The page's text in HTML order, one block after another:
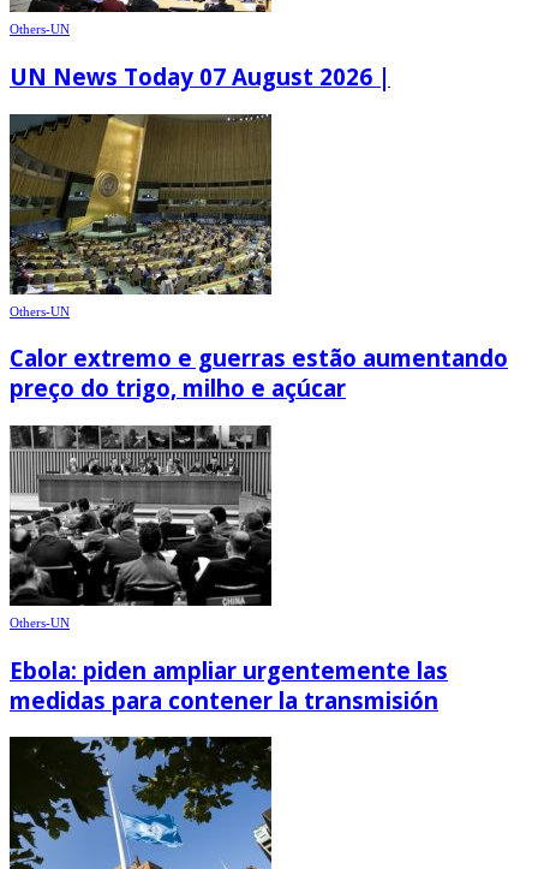
Others-UN
UN News Today 07 August 2026 |
Others-UN
Calor extremo e guerras estão aumentando
preço do trigo, milho e açúcar
Others-UN
Ebola: piden ampliar urgentemente las
medidas para contener la transmisión